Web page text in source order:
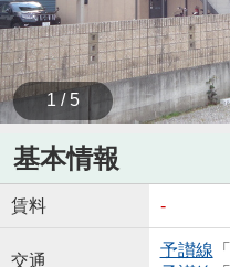
1 / 5
基本情報
賃料 -
交通
予讃線 「